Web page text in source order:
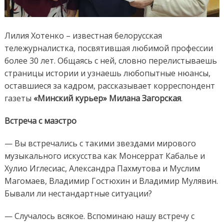
Лилия Хотенко – известная белорусская
тележурналистка, посвятившая любимой профессии
более 30 лет. Общаясь с ней, словно перелистываешь
страницы истории и узнаешь любопытные нюансы,
оставшиеся за кадром, рассказывает корреспондент
газеты «Минский курьер» Милана Загорская.
Встреча с маэстро
— Вы встречались с такими звездами мирового
музыкального искусства как Монсеррат Кабалье и
Хулио Иглесиас, Александра Пахмутова и Муслим
Магомаев, Владимир Гостюхин и Владимир Мулявин.
Бывали ли нестандартные ситуации?
—Случалось всякое. Вспоминаю нашу встречу с